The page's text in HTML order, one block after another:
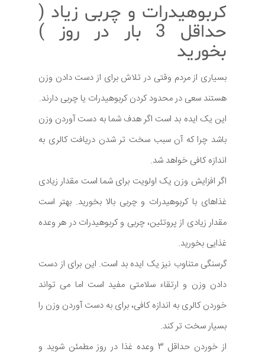
کربوهیدرات و چربی زیاد (
حداقل 3 بار در روز )
بخورید
بسیاری از مردم وقتی در تلاش برای از دست دادن وزن
هستند سعی در محدود کردن کربوهیدرات یا چربی دارند.
این یک ایده بد است اگر هدف شما به دست آوردن وزن
باشد چرا که آن سبب سخت تر شدن دریافت کالری به
اندازه کافی خواهد شد.
اگر افزایش وزن یک اولویت برای شما است مقدار زیادی
غذاهای با کربوهیدرات و چربی بالا بخورید. بهتر است
مقدار زیادی از پروتئین، چربی و کربوهیدرات در هر وعده
غذایی بخورید.
گرسنگی متناوب نیز یک ایده بد است. این برای از دست
دادن وزن و ارتقاء سلامتی مفید است اما می تواند
خوردن کالری به اندازه کافی، برای به دست آوردن وزن را
بسیار سخت تر کند.
از خوردن حداقل 3 وعده غذا در روز مطمئن شوید و